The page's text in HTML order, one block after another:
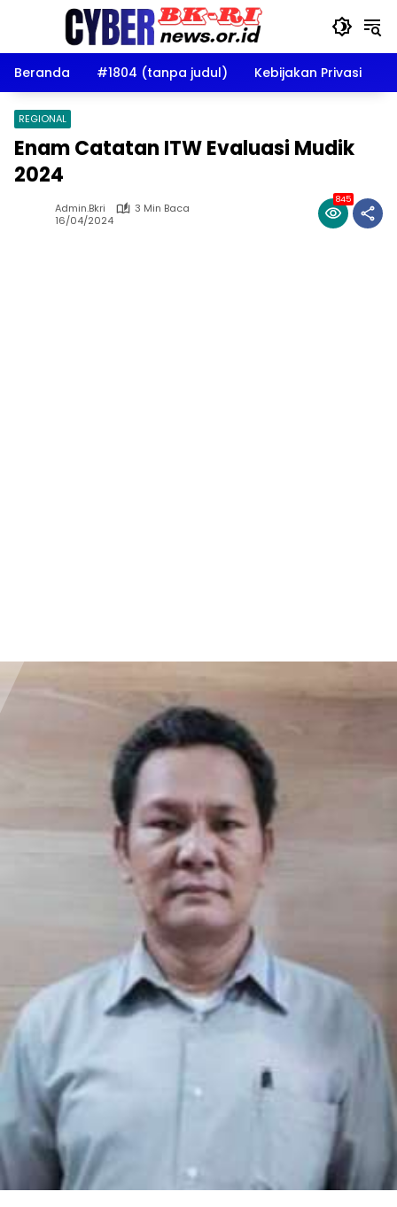
Beranda
#1804 (tanpa judul) Kebijakan Privasi
REGIONAL
Enam Catatan ITW Evaluasi Mudik
2024
Admin.bkri
3 Min Baca
16/04/2024
845